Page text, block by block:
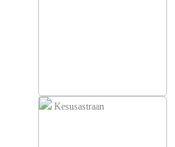
Kesusastraan